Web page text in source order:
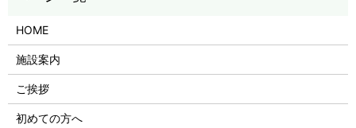
HOME
施設案内
ご挨拶
初めての方へ